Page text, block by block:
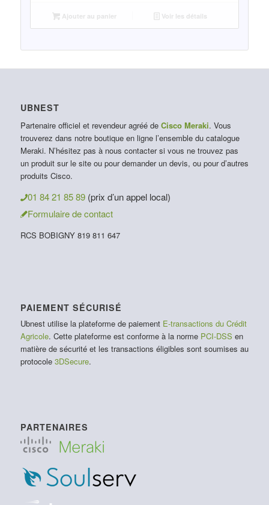
Ajouter au panier Voir les détails
UBNEST
Partenaire officiel et revendeur agréé de Cisco Meraki. Vous
trouverez dans notre boutique en ligne l’ensemble du catalogue
Meraki. N’hésitez pas à nous contacter si vous ne trouvez pas
un produit sur le site ou pour demander un devis, ou pour d’autres
produits Cisco.
01 84 21 85 89 (prix d’un appel local)
Formulaire de contact
RCS BOBIGNY 819 811 647
PAIEMENT SÉCURISÉ
Ubnest utilise la plateforme de paiement E-transactions du Crédit
Agricole. Cette plateforme est conforme à la norme PCI-DSS en
matière de sécurité et les transactions éligibles sont soumises au
protocole 3DSecure.
PARTENAIRES